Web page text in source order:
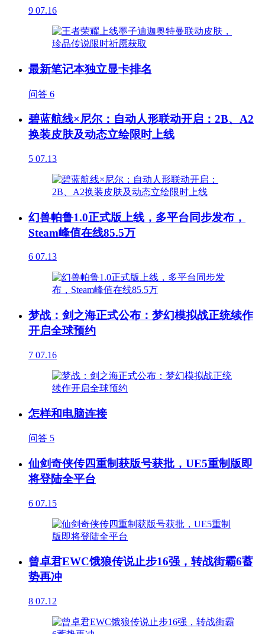
9 07.16
最新笔记本独立显卡排名
问答 6
碧蓝航线×尼尔：自动人形联动开启：2B、A2
换装皮肤及动态立绘限时上线
5 07.13
幻兽帕鲁1.0正式版上线，多平台同步发布，
Steam峰值在线85.5万
6 07.13
梦战：剑之海正式公布：梦幻模拟战正统续作
开启全球预约
7 07.16
怎样和电脑连接
问答 5
仙剑奇侠传四重制获版号获批，UE5重制版即
将登陆全平台
6 07.15
曾卓君EWC饿狼传说止步16强，转战街霸6蓄
势再冲
8 07.12